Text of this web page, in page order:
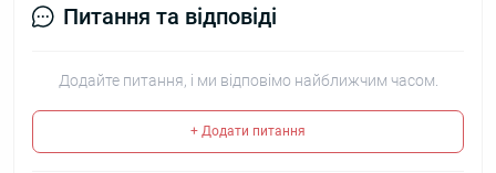
Питання та відповіді
Додайте питання, і ми відповімо найближчим часом.
+ Додати питання